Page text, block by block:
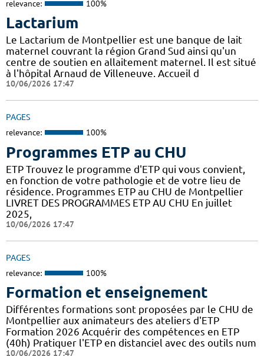
relevance: 100%
Lactarium
Le Lactarium de Montpellier est une banque de lait
maternel couvrant la région Grand Sud ainsi qu'un
centre de soutien en allaitement maternel. Il est situé
à l'hôpital Arnaud de Villeneuve. Accueil d
10/06/2026 17:47
PAGES
relevance: 100%
Programmes ETP au CHU
ETP Trouvez le programme d'ETP qui vous convient,
en fonction de votre pathologie et de votre lieu de
résidence. Programmes ETP au CHU de Montpellier
LIVRET DES PROGRAMMES ETP AU CHU En juillet
2025,
10/06/2026 17:47
PAGES
relevance: 100%
Formation et enseignement
Différentes formations sont proposées par le CHU de
Montpellier aux animateurs des ateliers d'ETP
Formation 2026 Acquérir des compétences en ETP
(40h) Pratiquer l'ETP en distanciel avec des outils num
10/06/2026 17:47